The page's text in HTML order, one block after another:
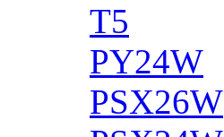
T5
PY24W
PSX26W